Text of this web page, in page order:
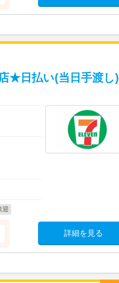
★日払い(当日手渡し)
迎
詳細を見る